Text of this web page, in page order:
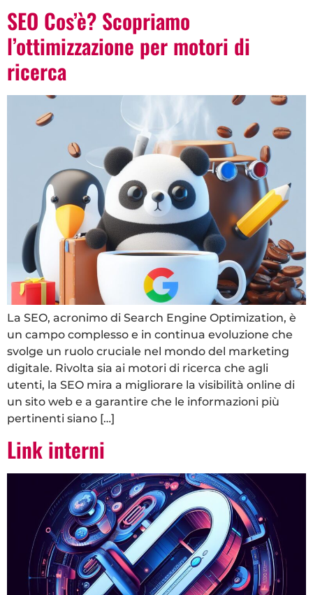
SEO Cos’è? Scopriamo
l’ottimizzazione per motori di
ricerca
La SEO, acronimo di Search Engine Optimization, è
un campo complesso e in continua evoluzione che
svolge un ruolo cruciale nel mondo del marketing
digitale. Rivolta sia ai motori di ricerca che agli
utenti, la SEO mira a migliorare la visibilità online di
un sito web e a garantire che le informazioni più
pertinenti siano […]
Link interni